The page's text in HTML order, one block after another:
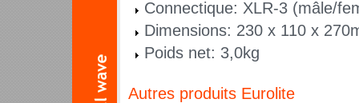
Connectique: XLR-3 (mâle/
Dimensions: 230 x 110 x
Poids net: 3,0kg
Autres produits Eurolite